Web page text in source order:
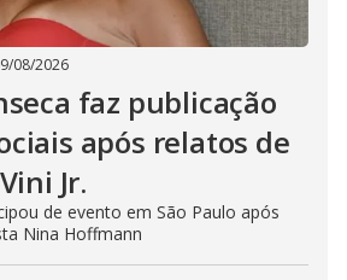
08/2026
faz publicação
após relatos de
Jr.
de evento em São Paulo após
Nina Hoffmann